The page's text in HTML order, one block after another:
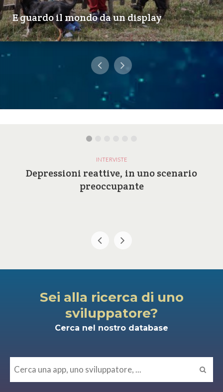
E guardo il mondo da un display
INTERVISTE
Depressioni reattive, in uno scenario
preoccupante
Sei alla ricerca di uno
sviluppatore?
Cerca nel nostro database